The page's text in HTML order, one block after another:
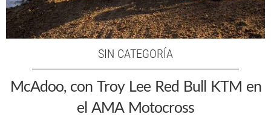
SIN CATEGORÍA
McAdoo, con Troy Lee Red Bull KTM en
el AMA Motocross